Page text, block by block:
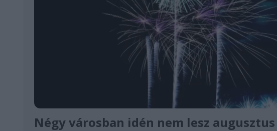
Négy városban idén nem lesz